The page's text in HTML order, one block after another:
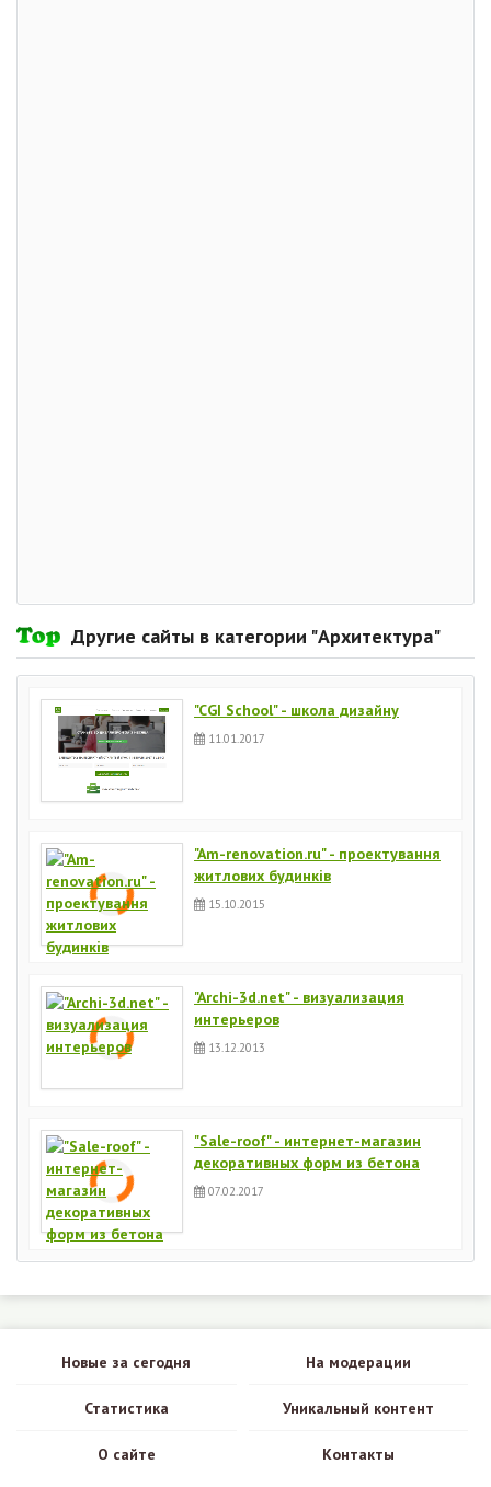
Другие сайты в категории "Архитектура"
"CGI School" - школа дизайну
11.01.2017
"Am-renovation.ru" - проектування
житлових будинків
15.10.2015
"Archi-3d.net" - визуализация
интерьеров
13.12.2013
"Sale-roof" - интернет-магазин
декоративных форм из бетона
07.02.2017
Новые за сегодня На модерации
Статистика Уникальный контент
О сайте Контакты